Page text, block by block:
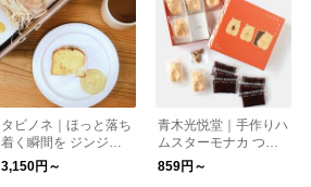
タビノネ｜ほっと落ち
着く瞬間を ジンジャ
ーシロップとシトロン
のセット
3,150円～
青木光悦堂｜手作りハ
ムスターモナカ つぶ
餡 2個入り・6個入り
859円～